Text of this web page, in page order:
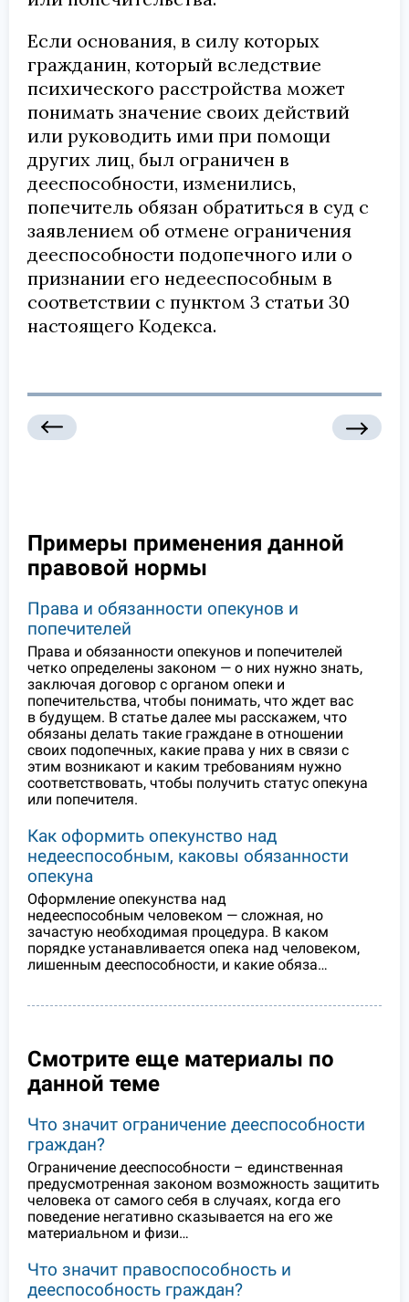
Если основания, в силу которых
гражданин, который вследствие
психического расстройства может
понимать значение своих действий
или руководить ими при помощи
других лиц, был ограничен в
дееспособности, изменились,
попечитель обязан обратиться в суд с
заявлением об отмене ограничения
дееспособности подопечного или о
признании его недееспособным в
соответствии с пунктом 3 статьи 30
настоящего Кодекса.
Примеры применения данной
правовой нормы
Права и обязанности опекунов и
попечителей
Права и обязанности опекунов и попечителей
четко определены законом — о них нужно знать,
заключая договор с органом опеки и
попечительства, чтобы понимать, что ждет вас
в будущем. В статье далее мы расскажем, что
обязаны делать такие граждане в отношении
своих подопечных, какие права у них в связи с
этим возникают и каким требованиям нужно
соответствовать, чтобы получить статус опекуна
или попечителя.
Как оформить опекунство над
недееспособным, каковы обязанности
опекуна
Оформление опекунства над
недееспособным человеком — сложная, но
зачастую необходимая процедура. В каком
порядке устанавливается опека над человеком,
лишенным дееспособности, и какие обяза…
Смотрите еще материалы по
данной теме
Что значит ограничение дееспособности
граждан?
Ограничение дееспособности – единственная
предусмотренная законом возможность защитить
человека от самого себя в случаях, когда его
поведение негативно сказывается на его же
материальном и физи…
Что значит правоспособность и
дееспособность граждан?